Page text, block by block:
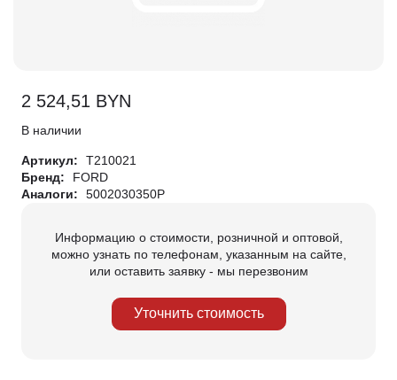
2 524,51 BYN
В наличии
Артикул:
T210021
Бренд:
FORD
Аналоги:
5002030350P
Информацию о стоимости, розничной и оптовой,
можно узнать по телефонам, указанным на сайте,
или оставить заявку - мы перезвоним
Уточнить стоимость